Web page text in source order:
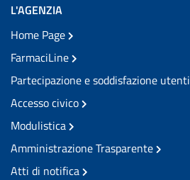
L'AGENZIA
Home Page
FarmaciLine
Partecipazione e soddisfazione utenti
Accesso civico
Modulistica
Amministrazione Trasparente
Atti di notifica